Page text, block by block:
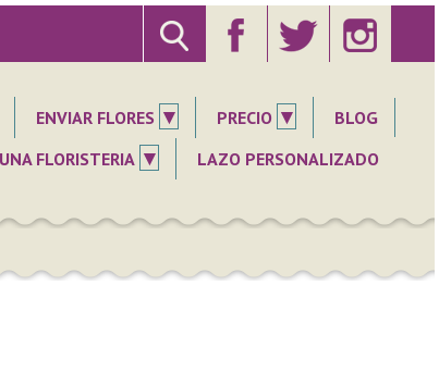
ENVIAR FLORES ▾ PRECIO ▾
BLOG
FLORISTERIA ▾ LAZO PERSONALIZADO